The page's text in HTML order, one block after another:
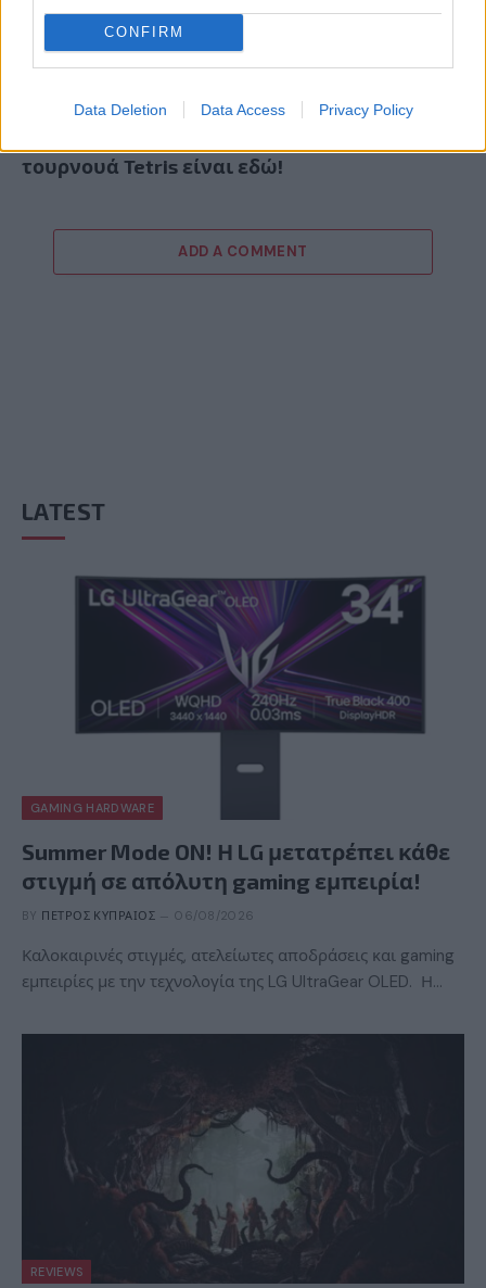
CONFIRM
Data Deletion Data Access Privacy Policy
τουρνουά Tetris είναι εδώ!
ADD A COMMENT
LATEST
GAMING HARDWARE
Summer Mode ON! Η LG μετατρέπει κάθε
στιγμή σε απόλυτη gaming εμπειρία!
BY ΠΈΤΡΟΣ ΚΥΠΡΑΊΟΣ 06/08/2026
Καλοκαιρινές στιγμές, ατελείωτες αποδράσεις και gaming
εμπειρίες με την τεχνολογία της LG UltraGear OLED. Η…
REVIEWS